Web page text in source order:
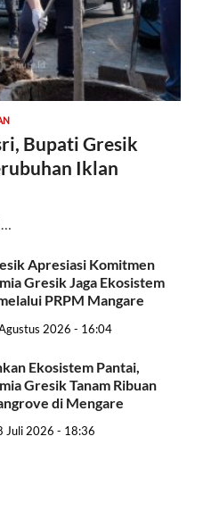
Bupati Gresik
Iklan
Apresiasi Komitmen
Gresik Jaga Ekosistem
PRPM Mangare
2026 - 16:04
Ekosistem Pantai,
Gresik Tanam Ribuan
di Mengare
Juli 2026 - 18:36